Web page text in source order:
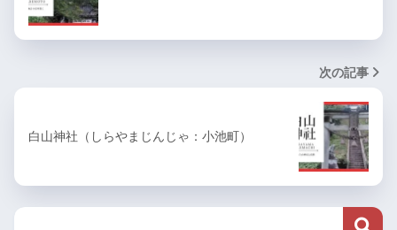
次の記事
白山神社（しらやまじんじゃ：小池町）